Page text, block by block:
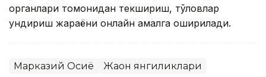
органлари томонидан текшириш, тўловлар
ундириш жараёни онлайн амалга оширилади.
Марказий Осиё Жаҳон янгиликлари